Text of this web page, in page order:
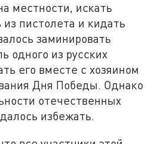
местности, искать
пистолета и кидать
заминировать
одного из русских
его вместе с хозяином
Дня Победы. Однако
отечественных
избежать.